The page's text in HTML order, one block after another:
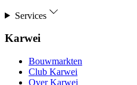
Services
Karwei
Bouwmarkten
Club Karwei
Over Karwei